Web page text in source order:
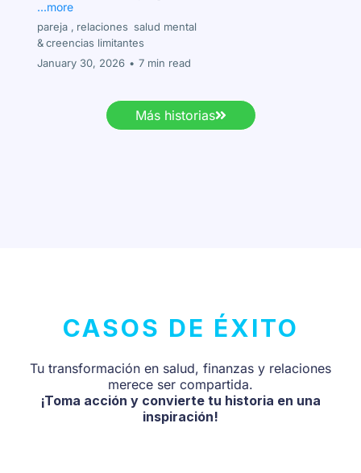
...more
pareja , relaciones salud mental
&creencias limitantes
January 30, 2026 • 7 min read
Más historias
CASOS DE ÉXITO
Tu transformación en salud, finanzas y relaciones
merece ser compartida.
¡Toma acción y convierte tu historia en una
inspiración!